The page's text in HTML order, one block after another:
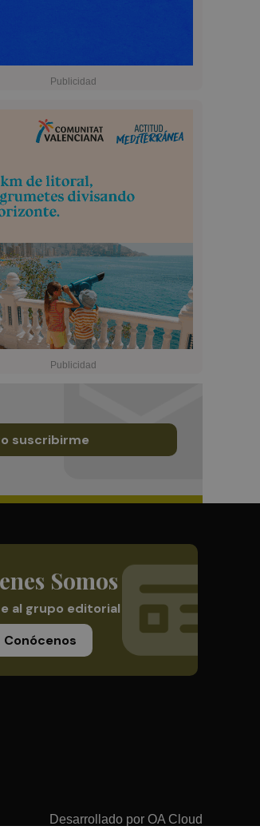
suscribirme
Somos
al grupo editorial
Conócenos
Desarrollado por OA Cloud